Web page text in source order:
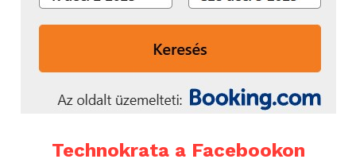
Technokrata a Facebookon